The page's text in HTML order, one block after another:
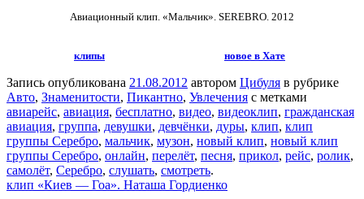
Авиационный клип. «Мальчик». SEREBRO. 2012
клипы новое в Хате
Запись опубликована 21.08.2012 автором Цибуля в рубрике
Авто, Знаменитости, Пикантно, Увлечения с метками
авиарейс, авиация, бесплатно, видео, видеоклип, гражданская
авиация, группа, девушки, девчёнки, дуры, клип, клип
группы Серебро, мальчик, музон, новый клип, новый клип
группы Серебро, онлайн, перелёт, песня, прикол, рейс, ролик,
самолёт, Серебро, слушать, смотреть.
клип «Киев — Гоа». Наташа Гордиенко